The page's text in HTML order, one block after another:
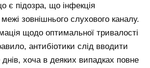
є підозра, що інфекція
зовнішнього слухового каналу.
щодо оптимальної тривалості
антибіотики слід вводити
хоча в деяких випадках повне